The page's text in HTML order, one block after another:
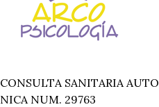
CONSULTA SANITARIA
NICA NUM. 29763